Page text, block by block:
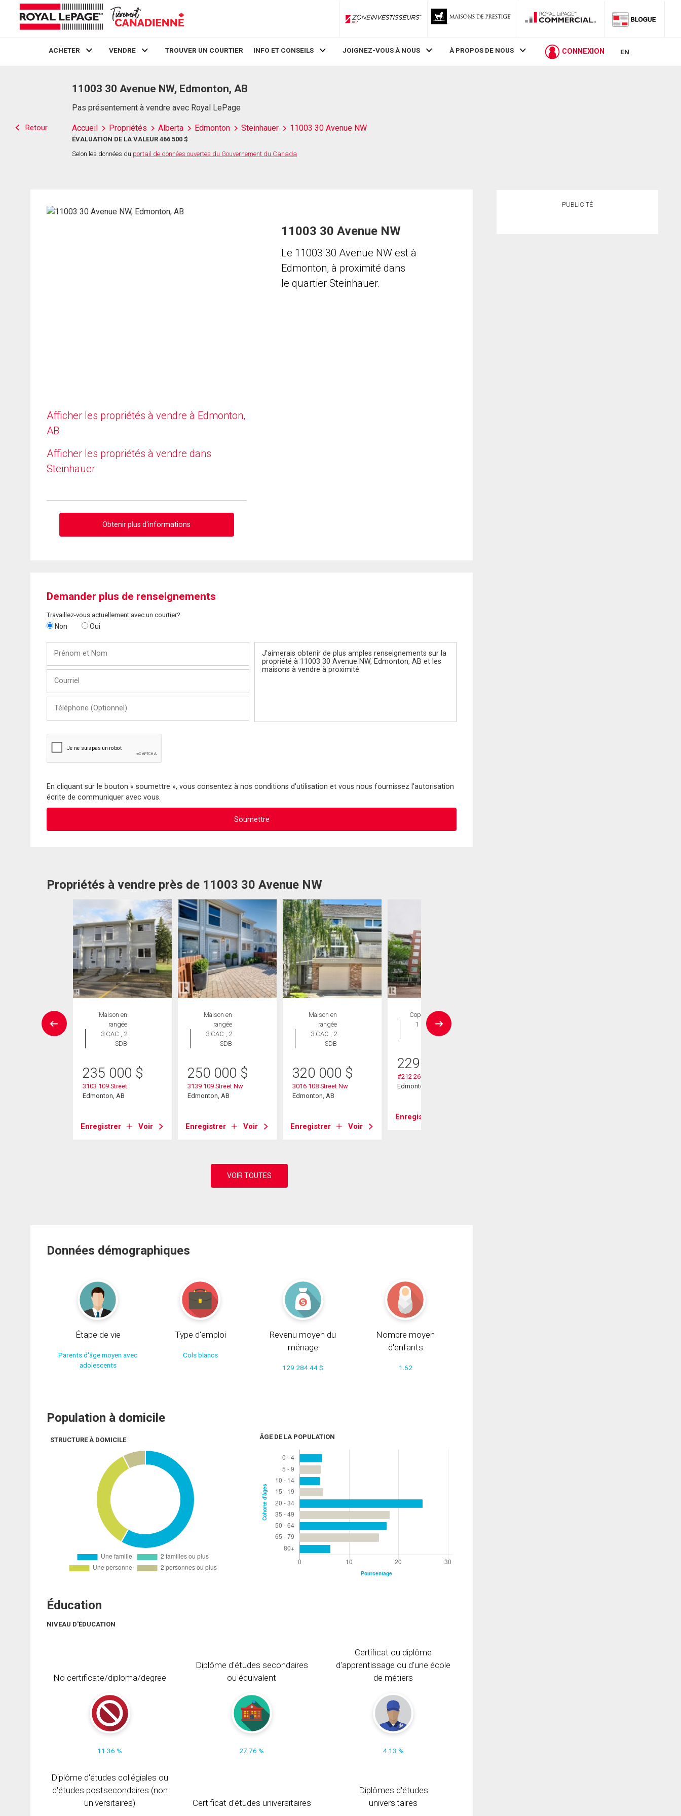
ZoneInvestisseurs RLP
ACHETER VENDRE TROUVER UN COURTIER INFO ET CONSEILS JOIGNEZ-VOUS À NOUS À PROPOS DE NOUS CONNEXION EN
Retour
11003 30 Avenue NW, Edmonton, AB
Pas présentement à vendre avec Royal LePage
Accueil Propriétés Alberta Edmonton Steinhauer 11003 30 Avenue NW
ÉVALUATION DE LA VALEUR 466 500 $
Selon les données du portail de données ouvertes du Gouvernement du Canada
Afficher les propriétés à vendre à Edmonton,
AB
Afficher les propriétés à vendre dans
Steinhauer
Obtenir plus d'informations
11003 30 Avenue NW
Le 11003 30 Avenue NW est à
Edmonton, à proximité dans
le quartier Steinhauer.
Demander plus de renseignements
Travaillez-vous actuellement avec un courtier?
Non Oui
Nom
(Optionnel)
En cliquant sur le bouton « soumettre », vous consentez à nos conditions d'utilisation et vous nous fournissez l'autorisation
écrite de communiquer avec vous.
Propriétés à vendre près de 11003 30 Avenue NW
Maison en
rangée
3 CAC , 2
SDB
235 000 $
3103 109 Street
Edmonton, AB
Enregistrer Voir
Maison en
rangée
3 CAC , 2
SDB
250 000 $
3139 109 Street Nw
Edmonton, AB
Enregistrer Voir
Maison en
rangée
3 CAC , 2
SDB
320 000 $
3016 108 Street Nw
Edmonton, AB
Enregistrer Voir
Copropriété
1 CAC , 1
SDB
229 900
#212 2612 109 St Nw Nw
Edmonton, AB
Enregistrer
Données démographiques
Étape de vie
Parents d'âge moyen avec
adolescents
Type d'emploi
Cols blancs
Revenu moyen du
ménage
129 284.44 $
Nombre moyen
d'enfants
1.62
Population à domicile
STRUCTURE À DOMICILE ÂGE DE LA POPULATION
Éducation
NIVEAU D'ÉDUCATION
No certificate/diploma/degree
11.36 %
Diplôme d'études secondaires
ou équivalent
27.76 %
Certificat ou diplôme
d'apprentissage ou d'une école
de métiers
4.13 %
Diplôme d'études collégiales ou
d'études postsecondaires (non
universitaires)
Certificat d'études universitaires
Diplômes d'études
universitaires
PUBLICITÉ